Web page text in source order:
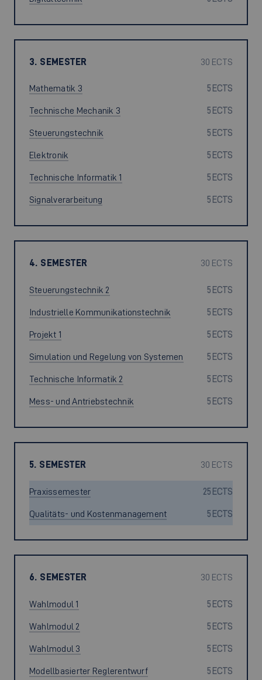
3. SEMESTER 30 ECTS
Mathematik 3 5 ECTS
Technische Mechanik 3 5 ECTS
Steuerungstechnik 5 ECTS
Elektronik 5 ECTS
Technische Informatik 1 5 ECTS
Signalverarbeitung 5 ECTS
4. SEMESTER 30 ECTS
Steuerungstechnik 2 5 ECTS
Industrielle Kommunikationstechnik 5 ECTS
Projekt 1 5 ECTS
Simulation und Regelung von Systemen 5 ECTS
Technische Informatik 2 5 ECTS
Mess- und Antriebstechnik 5 ECTS
5. SEMESTER 30 ECTS
Praxissemester 25 ECTS
Qualitäts- und Kostenmanagement 5 ECTS
6. SEMESTER 30 ECTS
Wahlmodul 1 5 ECTS
Wahlmodul 2 5 ECTS
Wahlmodul 3 5 ECTS
Modellbasierter Reglerentwurf 5 ECTS